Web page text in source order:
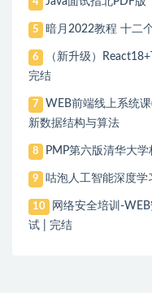
4
5 暗月2022教程 十二
6
（新升级）
完结
7
WEB前端线上系统
新数据结构与算法
8 PMP第六版清华大
9 咕泡人工智能深度学
10
网络安全培训-
试 | 完结